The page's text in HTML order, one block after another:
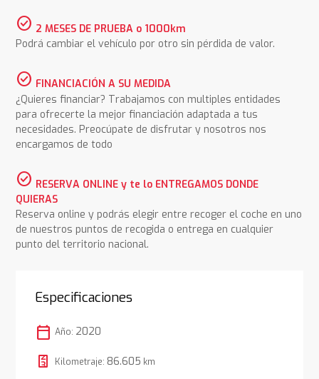
check_circle 2 MESES DE PRUEBA o 1000km
Podrá cambiar el vehículo por otro sin pérdida de valor.
check_circle FINANCIACIÓN A SU MEDIDA
¿Quieres financiar? Trabajamos con multiples entidades
para ofrecerte la mejor financiación adaptada a tus
necesidades. Preocúpate de disfrutar y nosotros nos
encargamos de todo
check_circle RESERVA ONLINE y te lo ENTREGAMOS DONDE
QUIERAS
Reserva online y podrás elegir entre recoger el coche en uno
de nuestros puntos de recogida o entrega en cualquier
punto del territorio nacional.
Especificaciones
calendar_today Año: 2020
Kilometraje: 86.605 km